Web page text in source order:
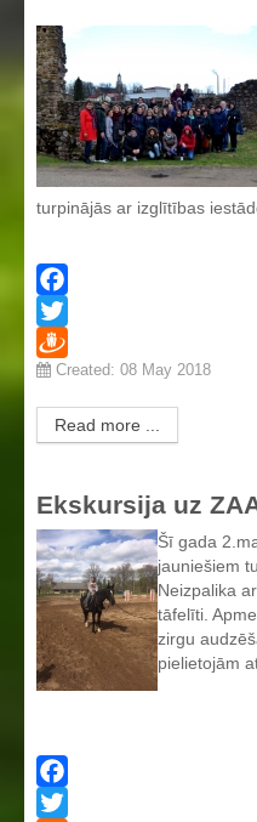
turpinājās ar izglītības
Facebook
Twitter
Draugiem
Created: 08 May 2018
Read more ...
Ekskursija uz
Šī gada
jauniešiem
Neizpalika
tāfelīti.
zirgu
pielietojām
Facebook